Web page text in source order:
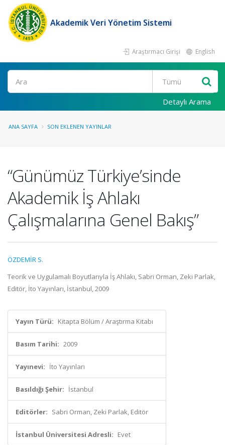
Akademik Veri Yönetim Sistemi
Araştırmacı Girişi English
Ara
Detaylı Arama
ANA SAYFA SON EKLENEN YAYINLAR
“Günümüz Türkiye’sinde
Akademik İş Ahlakı
Çalışmalarına Genel Bakış”
ÖZDEMİR S.
Teorik ve Uygulamalı Boyutlarıyla İş Ahlakı, Sabri Orman, Zeki Parlak,
Editör, İto Yayınları, İstanbul, 2009
Yayın Türü: Kitapta Bölüm / Araştırma Kitabı
Basım Tarihi: 2009
Yayınevi: İto Yayınları
Basıldığı Şehir: İstanbul
Editörler: Sabri Orman, Zeki Parlak, Editör
İstanbul Üniversitesi Adresli: Evet